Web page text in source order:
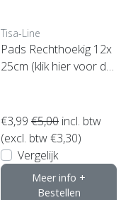
Tisa-Line
Pads Rechthoekig 12x
25cm (klik hier voor de
€3,99 €5,00 incl. btw
(excl. btw €3,30)
Vergelijk
Meer info +
Bestellen